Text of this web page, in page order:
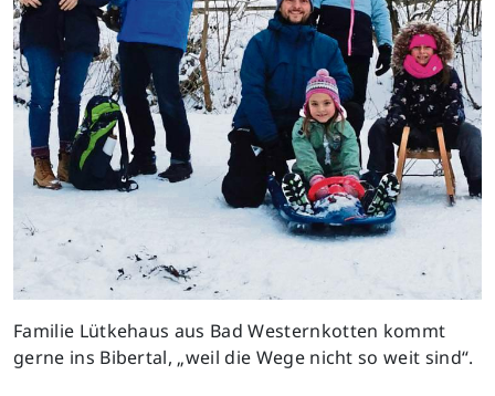
Familie Lütkehaus aus Bad Westernkotten kommt
gerne ins Bibertal, „weil die Wege nicht so weit sind“.
Previous Next